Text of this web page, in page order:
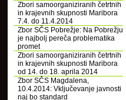
Zbori samoorganiziranih četrtnih
in krajevnih skupnosti Maribora
7.4. do 11.4.2014
Zbor SČS Pobrežje: Na Pobrežju
je najbolj pereča problematika
promet
Zbori samoorganiziranih četrtnih
in krajevnih skupnosti Maribora
od 14. do 18. aprila 2014
Zbor SČS Magdalena,
10.4.2014: Vključevanje javnosti
naj bo standard